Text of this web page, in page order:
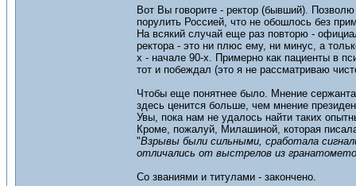
Вот Вы говорите - ректор (бывший).
порулить Россией, что не обошлось без
На всякий случай еще раз повторю -
ректора - это ни плюс ему, ни минус, а
х - начале 90-х. Примерно как пациенты в
тот и побеждал (это я не рассматриваю
Чтобы еще понятнее было. Мнение
здесь ценится больше, чем мнение
Увы, пока нам не удалось найти таких
Кроме, пожалуй, Милашиной, которая
"Взрывы были сильными, сработала
отличались от выстрелов из
Со званиями и титулами - закончено.